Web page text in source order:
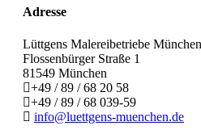
Adresse
Lüttgens Malereibetriebe
Flossenbürger Straße 1
81549 München
+49 / 89 / 68 20 58
+49 / 89 / 68 039-59
info@luettgens-muenchen.de